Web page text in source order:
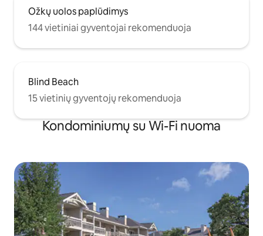
Ožkų uolos paplūdimys
144 vietiniai gyventojai rekomenduoja
Blind Beach
15 vietinių gyventojų rekomenduoja
Kondominiumų su Wi-Fi nuoma